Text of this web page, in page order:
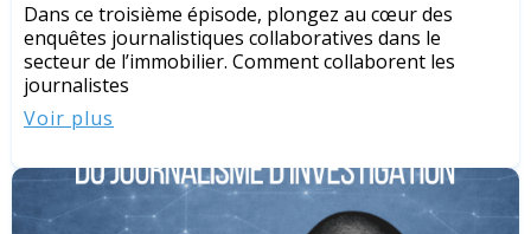
Dans ce troisième épisode, plongez au cœur des
enquêtes journalistiques collaboratives dans le
secteur de l’immobilier. Comment collaborent les
journalistes
Voir plus